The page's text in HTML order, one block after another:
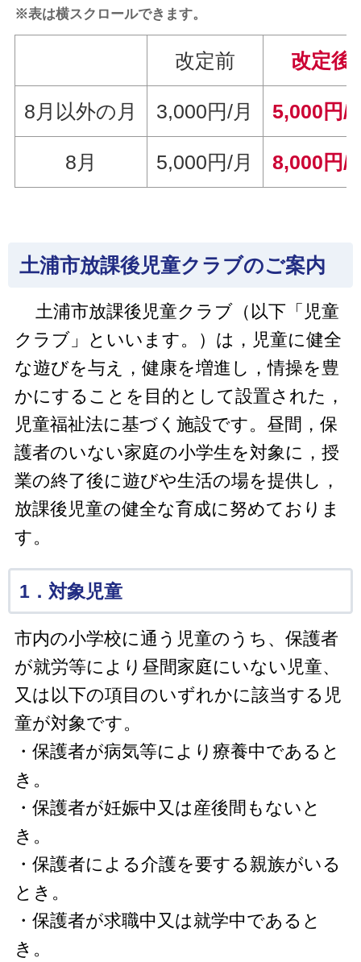
※表は横スクロールできます。
改定前 改定後
8月以外の月 3,000円/月 5,000円/
8月 5,000円/月 8,000円/
土浦市放課後児童クラブのご案内
土浦市放課後児童クラブ（以下「児童
クラブ」といいます。）は，児童に健全
な遊びを与え，健康を増進し，情操を豊
かにすることを目的として設置された，
児童福祉法に基づく施設です。 昼間，保
護者のいない家庭の小学生を対象に，授
業の終了後に遊びや生活の場を提供し，
放課後児童の健全な育成に努めておりま
す。
1．対象児童
市内の小学校に通う児童のうち、保護者
が就労等により昼間家庭にいない児童、
又は以下の項目のいずれかに該当する児
童が対象です。
・保護者が病気等により療養中であると
き。
・保護者が妊娠中又は産後間もないと
き。
・保護者による介護を要する親族がいる
とき。
・保護者が求職中又は就学中であると
き。